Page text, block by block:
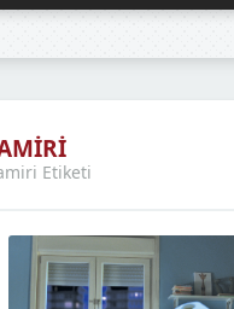
Etiketi